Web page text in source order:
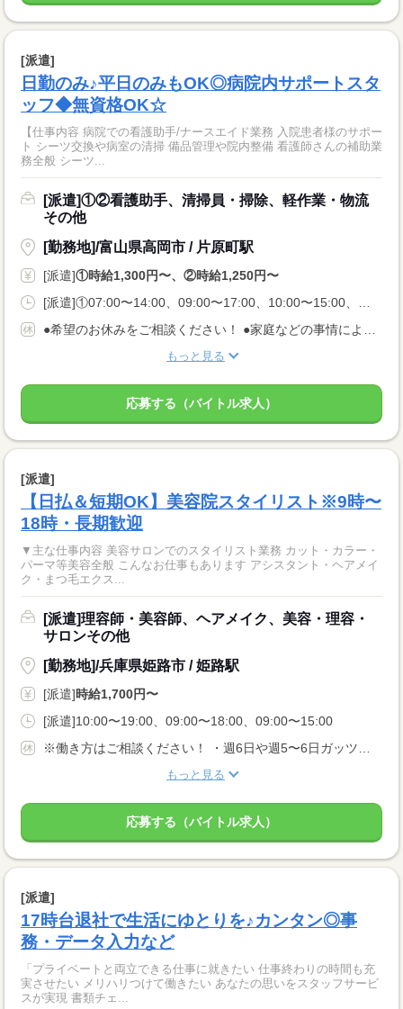
[派遣]
日勤のみ♪平日のみもOK◎病院内サポートスタ
ッフ◆無資格OK☆
【仕事内容 病院での看護助手/ナースエイド業務 入院患者様のサポー
ト シーツ交換や病室の清掃 備品管理や院内整備 看護師さんの補助業
務全般 シーツ...
[派遣]①②看護助手、清掃員・掃除、軽作業・物流
その他
[勤務地]/富山県高岡市 / 片原町駅
[派遣]①時給1,300円〜、②時給1,250円〜
もっと見る
応募する（バイトル求人）
[派遣]
【日払＆短期OK】美容院スタイリスト※9時〜
18時・長期歓迎
▼主な仕事内容 美容サロンでのスタイリスト業務 カット・カラー・
パーマ等美容全般 こんなお仕事もあります アシスタント・ヘアメイ
ク・まつ毛エクス...
[派遣]理容師・美容師、ヘアメイク、美容・理容・
サロンその他
[勤務地]/兵庫県姫路市 / 姫路駅
[派遣]時給1,700円〜
[派遣]10:00〜19:00、09:00〜18:00、09:00〜15:00
もっと見る
応募する（バイトル求人）
[派遣]
17時台退社で生活にゆとりを♪カンタン◎事
務・データ入力など
「プライベートと両立できる仕事に就きたい 仕事終わりの時間も充
実させたい メリハリつけて働きたい あなたの思いをスタッフサービ
スが実現 書類チェ...